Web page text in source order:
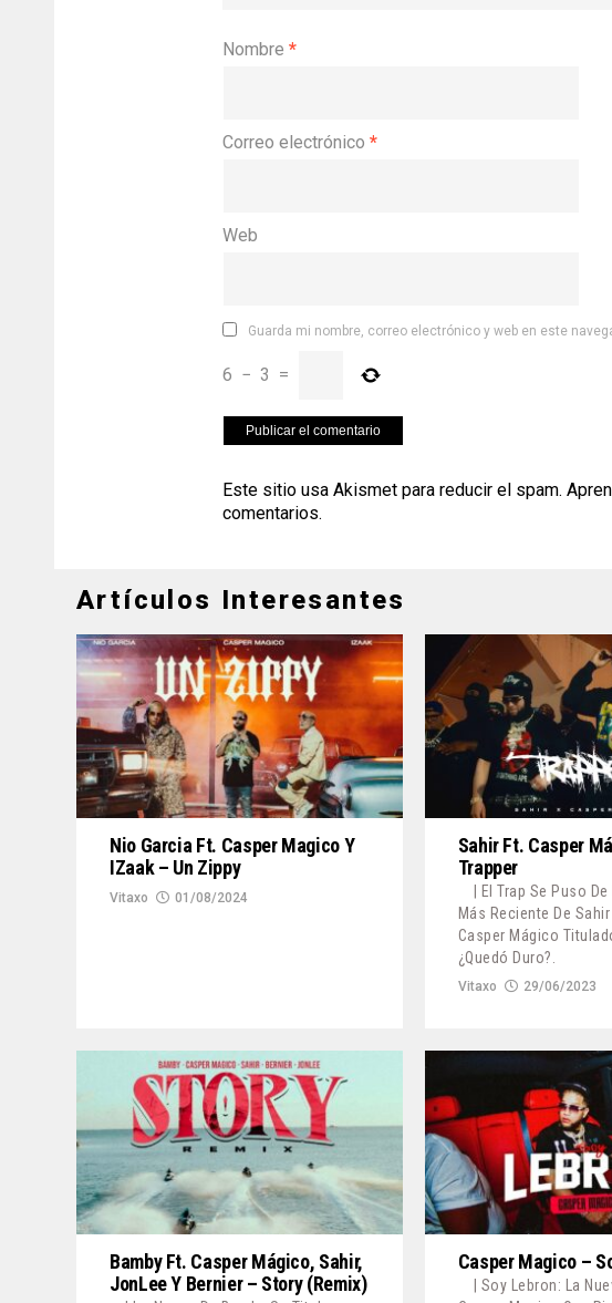
Nombre *
Correo electrónico *
Web
Guarda mi nombre, correo electrónico y web en este
6 − 3 =
Este sitio usa Akismet para reducir el spam.
comentarios.
Artículos Interesantes
Nio Garcia Ft. Casper Magico Y
IZaak – Un Zippy
Vitaxo 01/08/2024
Sahir Ft. Casper
Trapper
| El Trap Se Puso
Más Reciente De
Casper Mágico
¿Quedó Duro?.
Vitaxo 29/06/2023
Bamby Ft. Casper Mágico, Sahir,
JonLee Y Bernier – Story (Remix)
Casper Magico –
| Soy Lebron: La